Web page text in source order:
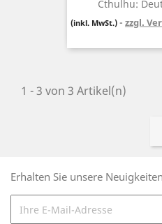
Cthulhu:
(inkl. MwSt.) zzgl.
1 - 3 von 3 Artikel(n)
Erhalten Sie unsere